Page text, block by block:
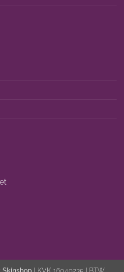
Skinshop | KVK 16040235 | BTW